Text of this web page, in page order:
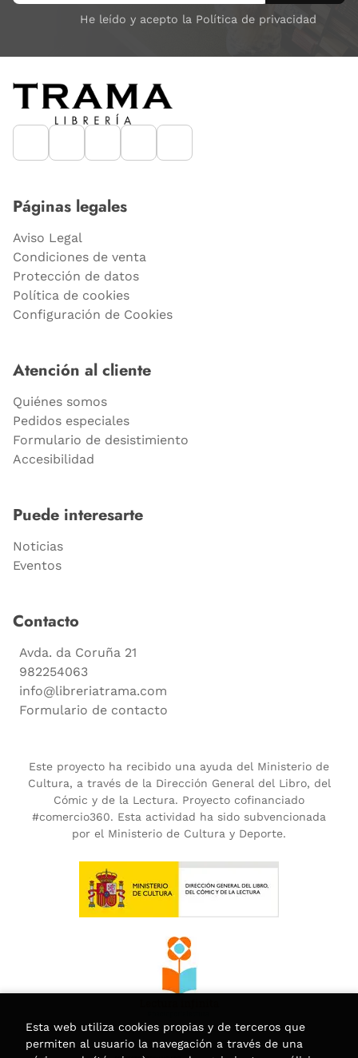
He leído y acepto la Política de privacidad
Páginas legales
Aviso Legal
Condiciones de venta
Protección de datos
Política de cookies
Configuración de Cookies
Atención al cliente
Quiénes somos
Pedidos especiales
Formulario de desistimiento
Accesibilidad
Puede interesarte
Noticias
Eventos
Contacto
Avda. da Coruña 21
982254063
info@libreriatrama.com
Formulario de contacto
Este proyecto ha recibido una ayuda del Ministerio de
Cultura, a través de la Dirección General del Libro, del
Cómic y de la Lectura. Proyecto cofinanciado
#comercio360. Esta actividad ha sido subvencionada
por el Ministerio de Cultura y Deporte.
Esta web utiliza cookies propias y de terceros que
permiten al usuario la navegación a través de una